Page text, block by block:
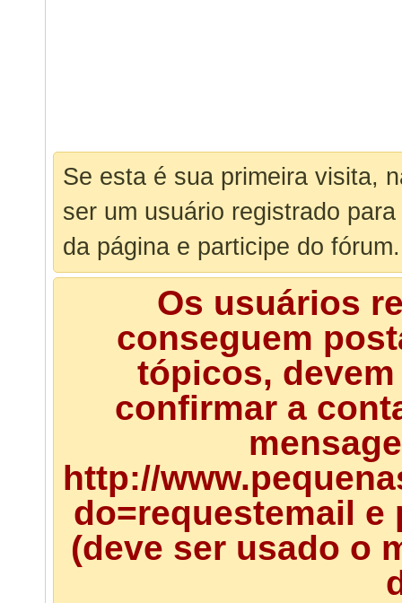
Se esta é sua primeira visita,
ser um usuário registrado
da página e participe do fórum.
Os usuários
conseguem
tópicos,
confirmar a
http://
do=requestemail
(deve ser usado o